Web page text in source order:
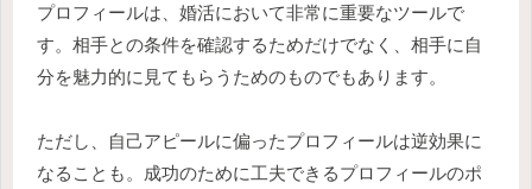
プロフィールは、婚活において非常に重要なツールで
す。相手との条件を確認するためだけでなく、相手に自
分を魅力的に見てもらうためのものでもあります。
ただし、自己アピールに偏ったプロフィールは逆効果に
なることも。成功のために工夫できるプロフィールのポ